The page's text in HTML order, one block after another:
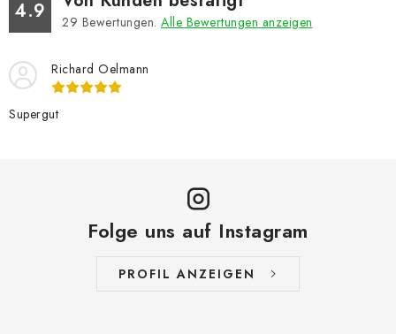
4.9 29 Bewertungen. Alle Bewertungen anzeigen
Richard Oelmann
Supergut
Folge uns auf Instagram
PROFIL ANZEIGEN